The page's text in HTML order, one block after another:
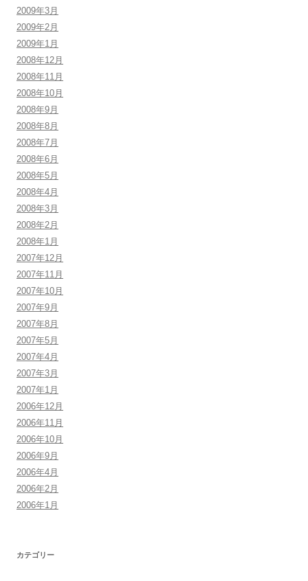
2009年3月
2009年2月
2009年1月
2008年12月
2008年11月
2008年10月
2008年9月
2008年8月
2008年7月
2008年6月
2008年5月
2008年4月
2008年3月
2008年2月
2008年1月
2007年12月
2007年11月
2007年10月
2007年9月
2007年8月
2007年5月
2007年4月
2007年3月
2007年1月
2006年12月
2006年11月
2006年10月
2006年9月
2006年4月
2006年2月
2006年1月
カテゴリー